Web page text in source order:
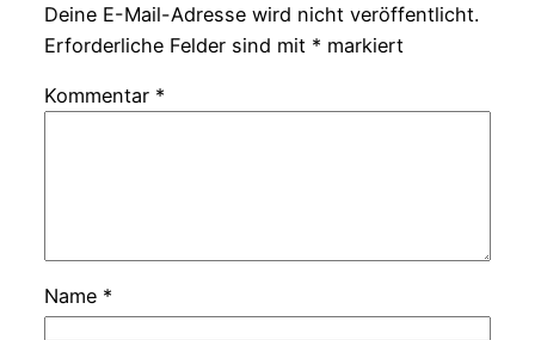
Deine E-Mail-Adresse wird nicht veröffentlicht.
Erforderliche Felder sind mit * markiert
Kommentar *
Name *